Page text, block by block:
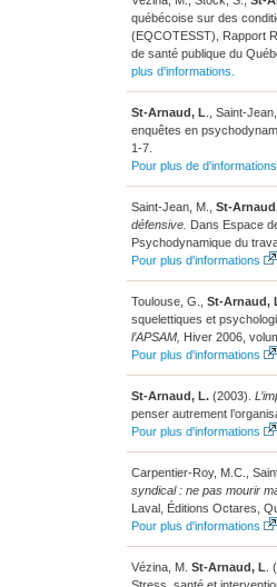
québécoise sur des
(EQCOTESST), Rapport
de santé publique du
plus d'informations.
St-Arnaud, L ., Saint-
enquêtes en
1-7.
Pour plus de d'informations
Saint-Jean, M., St-
défensive. Dans Espace
Psychodynamique du
Pour plus d'informations
Toulouse, G., St-Arnaud,
squelettiques et
l’APSAM, Hiver 2006,
Pour plus d'informations
St-Arnaud, L.(2003).
penser autrement
Pour plus d'informations
Carpentier-Roy, M.C.,
syndical : ne pas mourir
Laval, Éditions Octares,
Pour plus d'informations
Vézina, M. St-Arnaud, L .